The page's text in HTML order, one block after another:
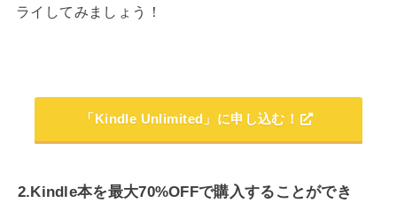
ライしてみましょう！
「Kindle Unlimited」に申し込む！
2.Kindle本を最大70%OFFで購入することができ